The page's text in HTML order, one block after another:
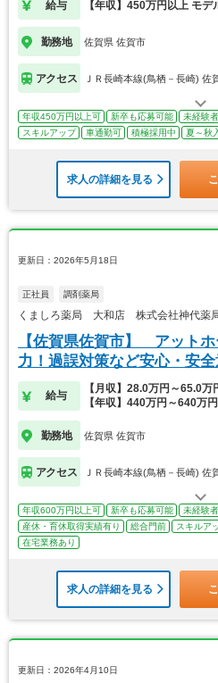
給与 【年収】450万円以上 モデ
勤務地 佐賀県 佐賀市
アクセス ＪＲ長崎本線(鳥栖－長崎) 佐
年収450万円以上可 新卒も応募可能 未経験
スキルアップ
車通勤可 積極採用中 夏～秋
求人の詳細を見る
更新日：2026年5月18日
正社員 調剤薬局
くましろ薬局 大和店 株式会社神代薬
【佐賀県佐賀市】 アット
力！過誤対策など安心・安
給与
【月収】28.0万円～65.0
【年収】440万円～640万
勤務地 佐賀県 佐賀市
アクセス ＪＲ長崎本線(鳥栖－長崎) 佐
年収600万円以上可 新卒も応募可能 未経験
産休・育休取得実績有り
総合門前 スキルア
在宅業務あり
求人の詳細を見る
更新日：2026年4月10日